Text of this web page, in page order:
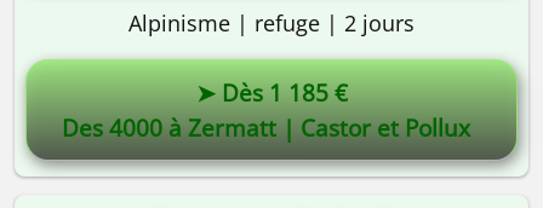
Alpinisme | refuge | 2 jours
➤ Dès 1 185 €
Des 4000 à Zermatt | Castor et Pollux